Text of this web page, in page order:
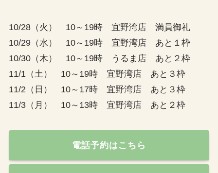
10/28（火） 10～19時 宜野湾店 満員御礼
10/29（水） 10～19時 宜野湾店 あと１枠
10/30（木） 10～19時 うるま店 あと２枠
11/1（土） 10～19時 宜野湾店 あと３枠
11/2（日） 10～17時 宜野湾店 あと３枠
11/3（月） 10～13時 宜野湾店 あと２枠
電話予約はこちら